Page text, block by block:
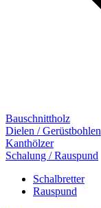
Bauschnittholz
Dielen / Gerüstbohlen
Kanthölzer
Schalung / Rauspund
Schalbretter
Rauspund